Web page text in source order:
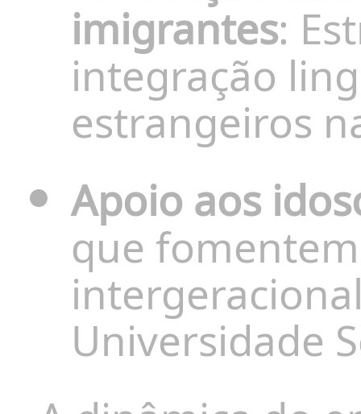
imigrantes:
integração
estrangeiros
Apoio aos
que
Universidade